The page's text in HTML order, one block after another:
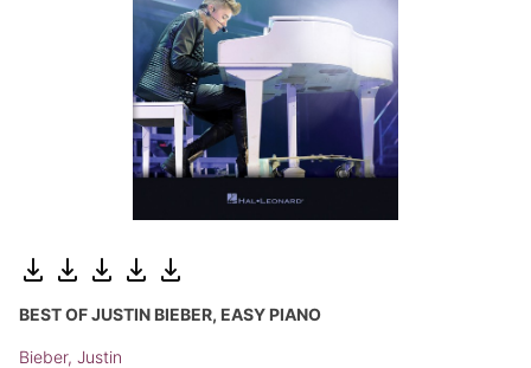
BEST OF JUSTIN BIEBER, EASY PIANO
Bieber, Justin